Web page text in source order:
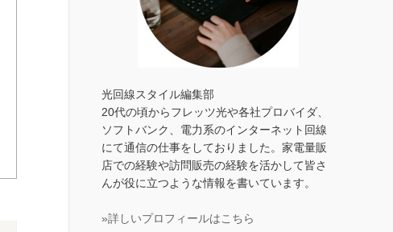
光回線スタイル編集部
20代の頃からフレッツ光や各社プロバイダ、
ソフトバンク、電力系のインターネット回線
にて通信の仕事をしておりました。家電量販
店での経験や訪問販売の経験を活かして皆さ
んが役に立つような情報を書いています。
»詳しいプロフィールはこちら